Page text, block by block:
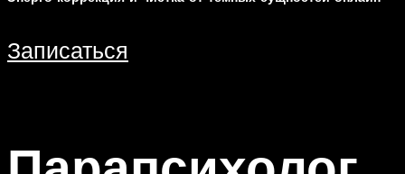
Записаться